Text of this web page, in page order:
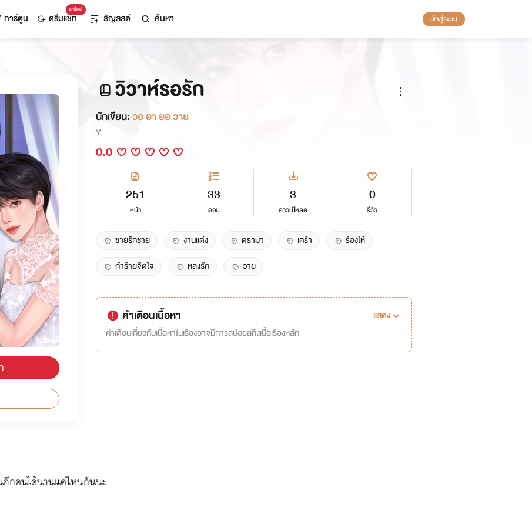
การ์ตูน
มาใหม่
ดรีมแชท ธัญลิสต์ ค้นหา เข้าสู่ระบบ
วิวาห์รอรัก
นักเขียน:วอ อา ยอ วาย
Y
0.0
251
หน้า
33
ตอน
3
ดาวน์โหลด
0
รีวิว
ชายรักชาย งานแต่ง ดราม่า เศร้า
ร้องไห้
ทำร้ายจิตใจ
หลงรัก วาย
คำเตือนเนื้อหา
แสดง
คำเตือนเกี่ยวกับเนื้อหาในเรื่องอาจมีการสปอยล์ถึงเนื้อเรื่องหลัก
กคนได้นานแค่ไหนกันนะ